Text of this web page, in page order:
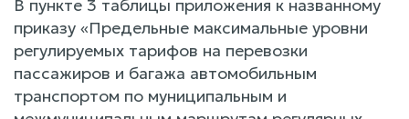
В пункте 3 таблицы приложения к названному
приказу «Предельные максимальные уровни
регулируемых тарифов на перевозки
пассажиров и багажа автомобильным
транспортом по муниципальным и